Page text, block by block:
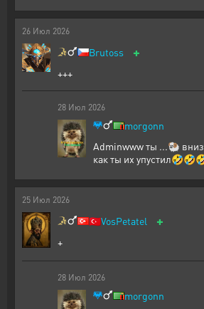
26 Июл 2026
Brutoss +
+++
28 Июл 2026
morgonn
Adminwww ты ...🐏
как ты их
25 Июл 2026
🇹🇷VosPetatel +
+
28 Июл 2026
morgonn